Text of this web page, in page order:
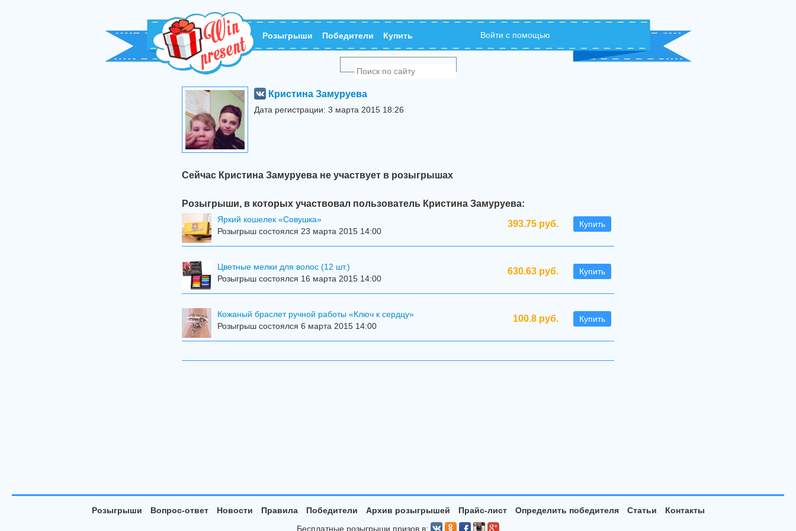
Розыгрыши Победители Купить Войти с помощью
Кристина Замуруева
Дата регистрации: 3 марта 2015 18:26
Сейчас Кристина Замуруева не участвует в розыгрышах
Розыгрыши, в которых участвовал пользователь Кристина Замуруева:
393.75 руб. Купить
Яркий кошелек «Совушка»
Розыгрыш состоялся 23 марта 2015 14:00
630.63 руб. Купить
Цветные мелки для волос (12 шт.)
Розыгрыш состоялся 16 марта 2015 14:00
100.8 руб. Купить
Кожаный браслет ручной работы «Ключ к сердцу»
Розыгрыш состоялся 6 марта 2015 14:00
Розыгрыши Вопрос-ответ Новости Правила Победители Архив розыгрышей Прайс-лист Определить победителя Статьи
Контакты
Бесплатные розыгрыши призов в: